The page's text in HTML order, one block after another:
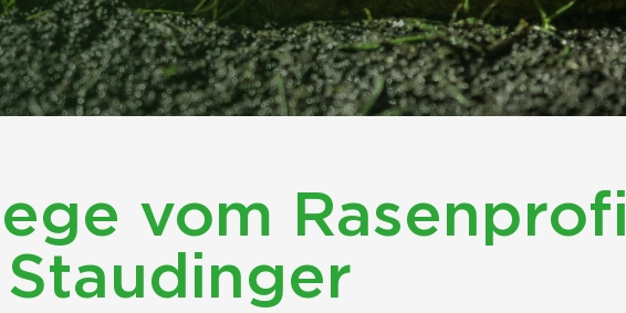
vom Rasenprofi
Staudinger